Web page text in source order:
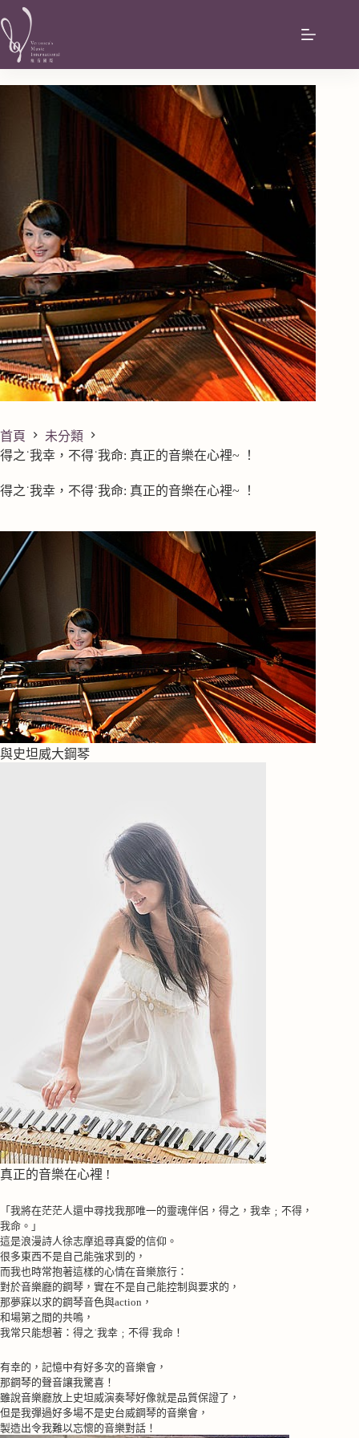
首頁
未分類
得之˙我幸，不得˙我命: 真正的音樂在心裡~ ！
得之˙我幸，不得˙我命: 真正的音樂在心裡~ ！
與史坦威大鋼琴
真正的音樂在心裡 !
「我將在茫茫人還中尋找我那唯一的靈魂伴侶，得之，我幸﹔不得，
我命。」
這是浪漫詩人徐志摩追尋真愛的信仰。
很多東西不是自己能強求到的，
而我也時常抱著這樣的心情在音樂旅行：
對於音樂廳的鋼琴，實在不是自己能控制與要求的，
那夢寐以求的鋼琴音色與action ，
和場第之間的共鳴，
我常只能想著：得之˙我幸﹔不得˙我命！
有幸的，記憶中有好多次的音樂會，
那鋼琴的聲音讓我驚喜！
雖說音樂廳放上史坦威演奏琴好像就是品質保證了，
但是我彈過好多場不是史台威鋼琴的音樂會，
製造出令我難以忘懷的音樂對話！